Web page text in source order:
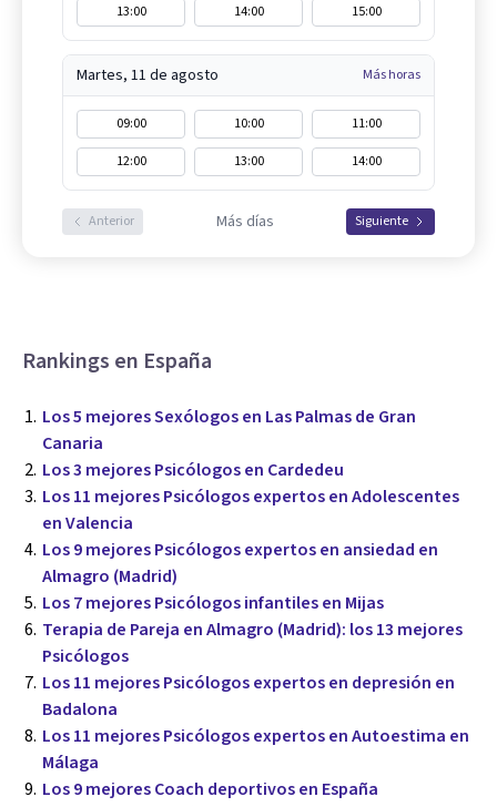
13:00
14:00 15:00
Martes, 11 de agosto Más horas
09:00 10:00
11:00
12:00
13:00 14:00
Anterior Más días Siguiente
Rankings en España
Los 5 mejores Sexólogos en Las Palmas de Gran
Canaria
Los 3 mejores Psicólogos en Cardedeu
Los 11 mejores Psicólogos expertos en Adolescentes
en Valencia
Los 9 mejores Psicólogos expertos en ansiedad en
Almagro (Madrid)
Los 7 mejores Psicólogos infantiles en Mijas
Terapia de Pareja en Almagro (Madrid): los 13 mejores
Psicólogos
Los 11 mejores Psicólogos expertos en depresión en
Badalona
Los 11 mejores Psicólogos expertos en Autoestima en
Málaga
Los 9 mejores Coach deportivos en España